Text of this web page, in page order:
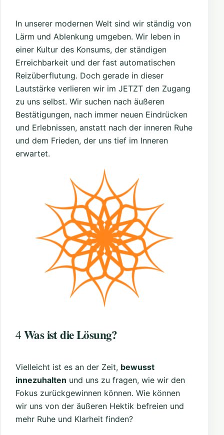
In unserer modernen Welt sind wir ständig von
Lärm und Ablenkung umgeben. Wir leben in
einer Kultur des Konsums, der ständigen
Erreichbarkeit und der fast automatischen
Reizüberflutung. Doch gerade in dieser
Lautstärke verlieren wir im JETZT den Zugang
zu uns selbst. Wir suchen nach äußeren
Bestätigungen, nach immer neuen Eindrücken
und Erlebnissen, anstatt nach der inneren Ruhe
und dem Frieden, der uns tief im Inneren
erwartet.
4Was ist die Lösung?
Vielleicht ist es an der Zeit, bewusst
innezuhalten und uns zu fragen, wie wir den
Fokus zurückgewinnen können. Wie können
wir uns von der äußeren Hektik befreien und
mehr Ruhe und Klarheit finden?